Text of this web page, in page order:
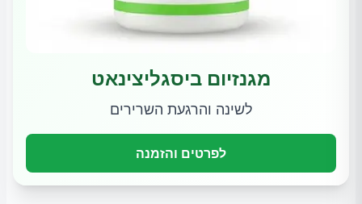
מגנזיום ביסגליצינאט
לשינה והרגעת השרירים
לפרטים והזמנה